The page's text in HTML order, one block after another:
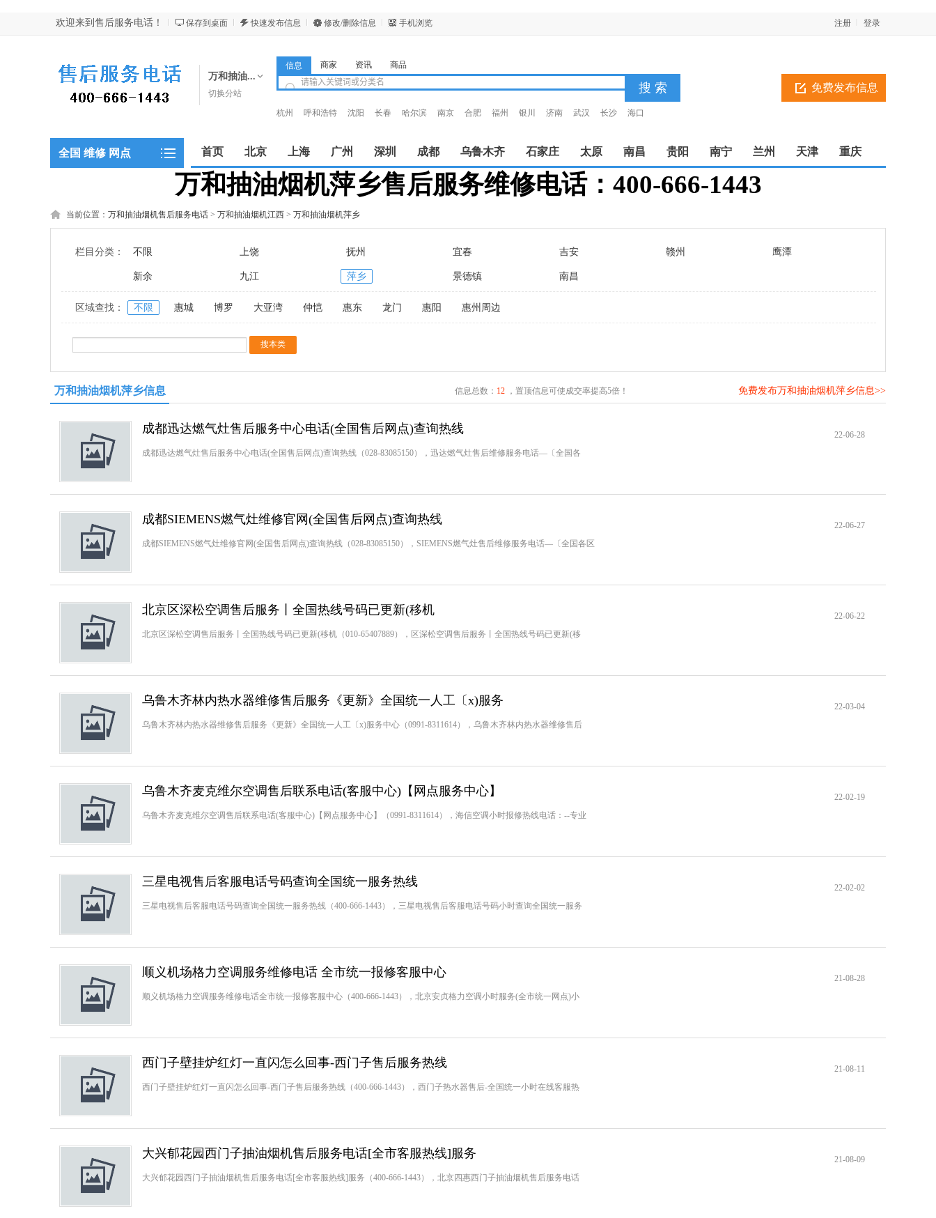
欢迎来到售后服务电话！ 保存到桌面 快速发布信息 修改/删除信息 手机浏览 登录
注册
万和抽油...
切换分站 免费发布信息
信息 商家 资讯 商品
杭州 呼和浩特 沈阳 长春 哈尔滨 南京 合肥 福州 银川 济南 武汉 长沙
海口
全国 维修 网点 首页 北京 上海 广州 深圳 成都 乌鲁木齐 石家庄 太原 南昌 贵阳 南宁 兰州 天津 重庆
郑州
万和抽油烟机萍乡售后服务维修电话：400-666-1443
当前位置： 万和抽油烟机售后服务电话 > 万和抽油烟机江西 > 万和抽油烟机萍乡
栏目分类： 不限 上饶 抚州 宜春 吉安 赣州 鹰潭
新余 九江 萍乡 景德镇 南昌
区域查找： 不限 惠城 博罗 大亚湾 仲恺 惠东 龙门 惠阳 惠州周边
万和抽油烟机萍乡信息 信息总数： 12，置顶信息可使成交率提高5倍！ 免费发布万和抽油烟机萍乡信息>>
22-06-28
成都迅达燃气灶售后服务中心电话(全国售后网点)查询热线
成都迅达燃气灶售后服务中心电话(全国售后网点)查询热线（028-83085150），迅达燃气灶售后维修服务电话—〔全国各
22-06-27
成都SIEMENS燃气灶维修官网(全国售后网点)查询热线
成都SIEMENS燃气灶维修官网(全国售后网点)查询热线（028-83085150），SIEMENS燃气灶售后维修服务电话—〔全国各区
22-06-22
北京区深松空调售后服务丨全国热线号码已更新(移机
北京区深松空调售后服务丨全国热线号码已更新(移机（010-65407889），区深松空调售后服务丨全国热线号码已更新(移
22-03-04
乌鲁木齐林内热水器维修售后服务《更新》全国统一人工〔x)服务
乌鲁木齐林内热水器维修售后服务《更新》全国统一人工〔x)服务中心（0991-8311614），乌鲁木齐林内热水器维修售后
22-02-19
乌鲁木齐麦克维尔空调售后联系电话(客服中心)【网点服务中心】
乌鲁木齐麦克维尔空调售后联系电话(客服中心)【网点服务中心】（0991-8311614），海信空调小时报修热线电话：--专业
22-02-02
三星电视售后客服电话号码查询全国统一服务热线
三星电视售后客服电话号码查询全国统一服务热线（400-666-1443），三星电视售后客服电话号码小时查询全国统一服务
21-08-28
顺义机场格力空调服务维修电话 全市统一报修客服中心
顺义机场格力空调服务维修电话全市统一报修客服中心（400-666-1443），北京安贞格力空调小时服务(全市统一网点)小
21-08-11
西门子壁挂炉红灯一直闪怎么回事-西门子售后服务热线
西门子壁挂炉红灯一直闪怎么回事-西门子售后服务热线（400-666-1443），西门子热水器售后-全国统一小时在线客服热
21-08-09
大兴郁花园西门子抽油烟机售后服务电话[全市客服热线]服务
大兴郁花园西门子抽油烟机售后服务电话[全市客服热线]服务（400-666-1443），北京四惠西门子抽油烟机售后服务电话